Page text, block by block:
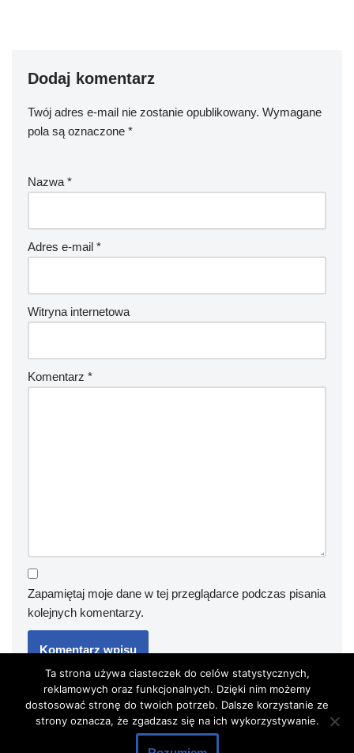
Dodaj komentarz
Twój adres e-mail nie zostanie opublikowany. Wymagane
pola są oznaczone *
Nazwa *
Adres e-mail *
Witryna internetowa
Komentarz *
Zapamiętaj moje dane w tej przeglądarce podczas pisania
kolejnych komentarzy.
Ta strona używa ciasteczek do celów statystycznych,
reklamowych oraz funkcjonalnych. Dzięki nim możemy
dostosować stronę do twoich potrzeb. Dalsze korzystanie ze
strony oznacza, że zgadzasz się na ich wykorzystywanie.